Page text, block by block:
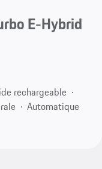
E-Hybrid
rechargeable
Automatique